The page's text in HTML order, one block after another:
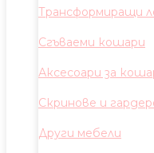
Трансформиращи
Сгъваеми кошари
Аксесоари за
Скринове и
Други мебели